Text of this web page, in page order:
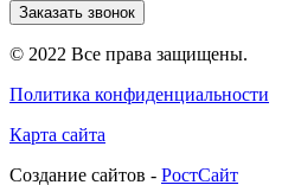
Заказать звонок
© 2022 Все права защищены.
Политика конфиденциальности
Карта сайта
Cоздание сайтов - РостСайт